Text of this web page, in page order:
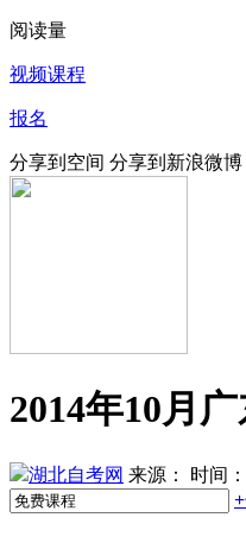
阅读量
视频课程
报名
分享到空间 分享到新浪微博
2014年10月
湖北自考网 来源：
时间
+